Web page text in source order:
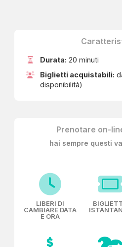
Durata: 20 minuti
Biglietti acquistabili:
disponibilità)
Prenotare on-
hai sempre questi
LIBERI DI
CAMBIARE DATA
E ORA